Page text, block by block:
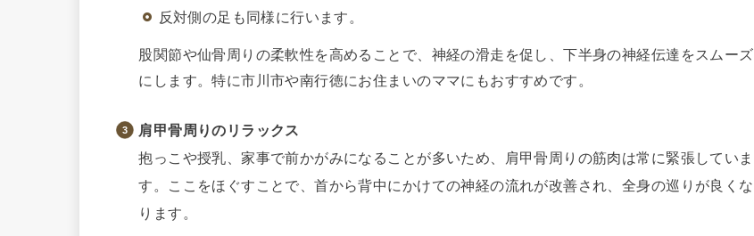
反対側の足も同様に行います。
股関節や仙骨周りの柔軟性を高めることで、神経の滑走を促し、下半身の神経伝達をスムーズ
にします。特に市川市や南行徳にお住まいのママにもおすすめです。
肩甲骨周りのリラックス
抱っこや授乳、家事で前かがみになることが多いため、肩甲骨周りの筋肉は常に緊張していま
す。ここをほぐすことで、首から背中にかけての神経の流れが改善され、全身の巡りが良くな
ります。